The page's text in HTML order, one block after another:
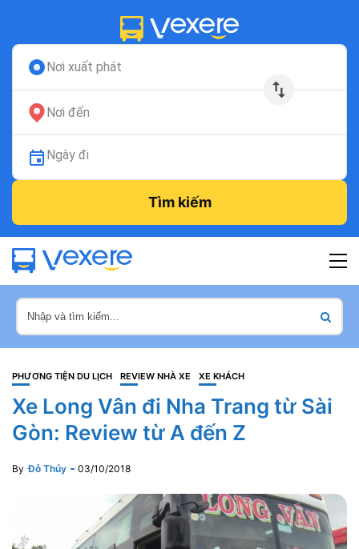
Nơi xuất phát
Nơi đến
Ngày đi
Tìm kiếm
PHƯƠNG TIỆN DU LỊCH REVIEW NHÀ XE XE KHÁCH
Xe Long Vân đi Nha Trang từ Sài
Gòn: Review từ A đến Z
By Đỗ Thủy 03/10/2018